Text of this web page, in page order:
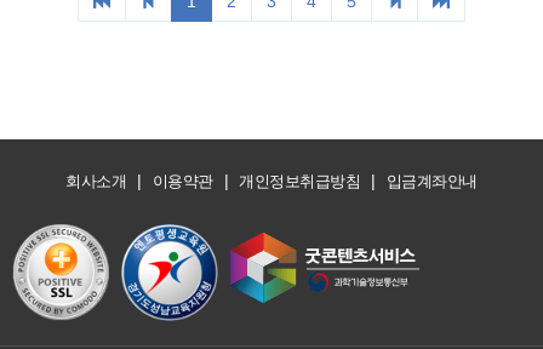
회사소개 | 이용약관 | 개인정보취급방침 | 입금계좌안내